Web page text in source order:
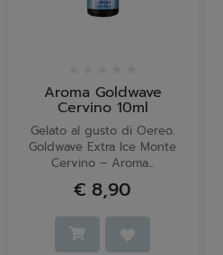
Aroma Goldwave
Cervino 10ml
Gelato al gusto di Oereo.
Goldwave Extra Ice Monte
Cervino – Aroma...
€ 8,90